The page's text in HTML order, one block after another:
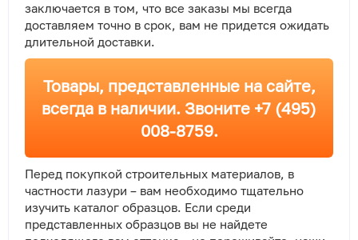
заключается в том, что все заказы мы всегда
доставляем точно в срок, вам не придется ожидать
длительной доставки.
Товары, представленные на сайте,
всегда в наличии. Звоните +7 (495)
008-8759.
Перед покупкой строительных материалов, в
частности лазури – вам необходимо тщательно
изучить каталог образцов. Если среди
представленных образцов вы не найдете